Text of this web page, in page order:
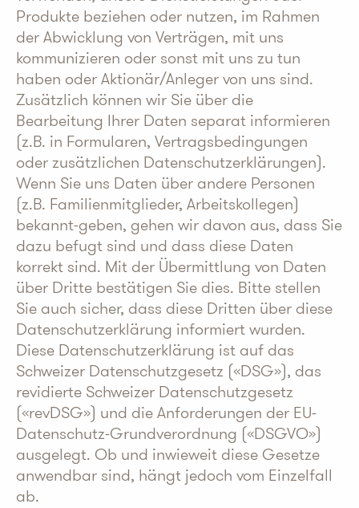
Produkte beziehen oder nutzen, im Rahmen
der Abwicklung von Verträgen, mit uns
kommunizieren oder sonst mit uns zu tun
haben oder Aktionär/Anleger von uns sind.
Zusätzlich können wir Sie über die
Bearbeitung Ihrer Daten separat informieren
(z.B. in Formularen, Vertragsbedingungen
oder zusätzlichen Datenschutzerklärungen).
Wenn Sie uns Daten über andere Personen
(z.B. Familienmitglieder, Arbeitskollegen)
bekannt-geben, gehen wir davon aus, dass Sie
dazu befugt sind und dass diese Daten
korrekt sind. Mit der Übermittlung von Daten
über Dritte bestätigen Sie dies. Bitte stellen
Sie auch sicher, dass diese Dritten über diese
Datenschutzerklärung informiert wurden.
Diese Datenschutzerklärung ist auf das
Schweizer Datenschutzgesetz («DSG»), das
revidierte Schweizer Datenschutzgesetz
(«revDSG») und die Anforderungen der EU-
Datenschutz-Grundverordnung («DSGVO»)
ausgelegt. Ob und inwieweit diese Gesetze
anwendbar sind, hängt jedoch vom Einzelfall
ab.